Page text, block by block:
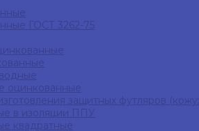
ГОСТ 3262-75
оцинкованные
защитных футляров
в изоляции ППУ
квадратные